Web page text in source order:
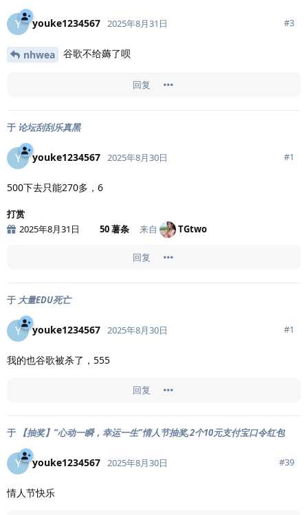
Y youke1234567 2025年8月31日 #3
nhwea 谷歌不给薅了呗
回复
于 论坛刮刮乐真黑
Y youke1234567 2025年8月30日 #1
500下去只能270多，6
打赏
2025年8月31日
50 薯条 来自 TGtwo
回复
于 大量EDU死亡
Y youke1234567 2025年8月30日 #1
我的也谷歌被杀了，555
回复
于 【抽奖】“心动一瞬，幸运一生”情人节抽奖,2个10元支付宝口令红包
Y youke1234567 2025年8月30日 #39
情人节快乐